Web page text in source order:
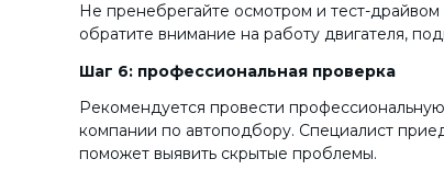
Не пренебрегайте осмотром и тест-
обратите внимание на работу двигателя,
Шаг 6: профессиональная проверка
Рекомендуется провести
компании по автоподбору. Специалист
поможет выявить скрытые проблемы.